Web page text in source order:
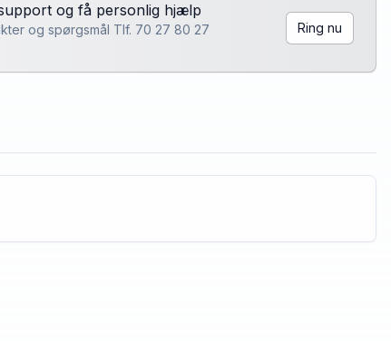
og få personlig hjælp
og spørgsmål Tlf. 70 27 80 27
Ring nu